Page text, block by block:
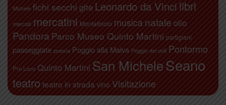
Michele fichi secchi gite Leonardo da Vinci libri
mercati mercatini Montalbiolo musica natale olio
Pandora Parco Museo Quinto Martini partigiani
passeggiate poesia Poggio alla Malva Poggio dei colli Pontormo
Pro Loco Quinto Martini San MicheleSeano
teatro teatro in strada vino Visitazione